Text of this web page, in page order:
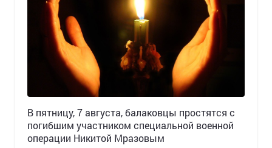
В пятницу, 7 августа, балаковцы простятся с
погибшим участником специальной военной
операции Никитой Мразовым